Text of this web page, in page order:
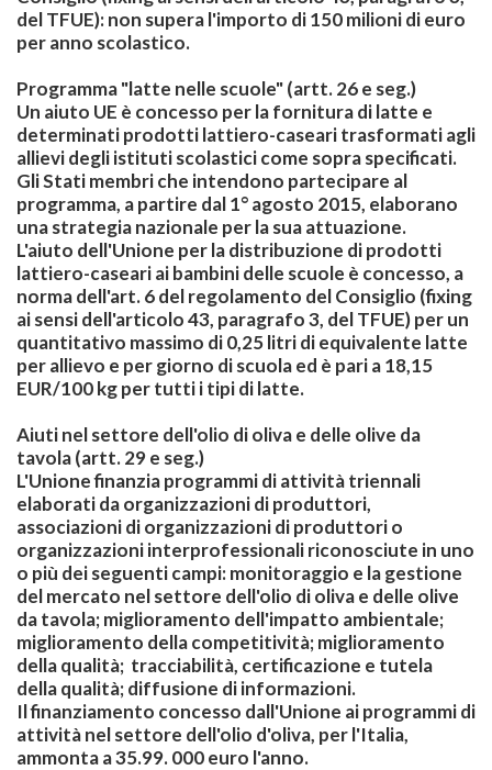
del TFUE): non supera l'importo di 150 milioni di euro
per anno scolastico.
Programma "latte nelle scuole"(artt. 26 e seg.)
Un aiuto UE è concesso per la fornitura di latte e
determinati prodotti lattiero-caseari trasformati agli
allievi degli istituti scolastici come sopra specificati.
Gli Stati membri che intendono partecipare al
programma, a partire dal 1° agosto 2015, elaborano
una strategia nazionale per la sua attuazione.
L'aiuto dell'Unione per la distribuzione di prodotti
lattiero-caseari ai bambini delle scuole è concesso, a
norma dell'art. 6 del regolamento del Consiglio (fixing
ai sensi dell'articolo 43, paragrafo 3, del TFUE) per un
quantitativo massimo di 0,25 litri di equivalente latte
per allievo e per giorno di scuola ed è pari a 18,15
EUR/100 kg per tutti i tipi di latte.
Aiuti nel settore dell'olio di oliva e delle olive da
tavola(artt. 29 e seg.)
L'Unione finanzia programmi di attività triennali
elaborati da organizzazioni di produttori,
associazioni di organizzazioni di produttori o
organizzazioni interprofessionali riconosciute in uno
o più dei seguenti campi: monitoraggio e la gestione
del mercato nel settore dell'olio di oliva e delle olive
da tavola; miglioramento dell'impatto ambientale;
miglioramento della competitività; miglioramento
della qualità; tracciabilità, certificazione e tutela
della qualità; diffusione di informazioni.
Il finanziamento concesso dall'Unione ai programmi di
attività nel settore dell'olio d'oliva, per l'Italia,
ammonta a 35.99. 000 euro l'anno.